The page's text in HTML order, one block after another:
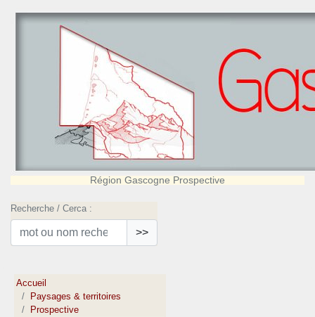
Région Gascogne Prospective
Recherche / Cerca :
>>
Accueil
Paysages & territoires
Prospective